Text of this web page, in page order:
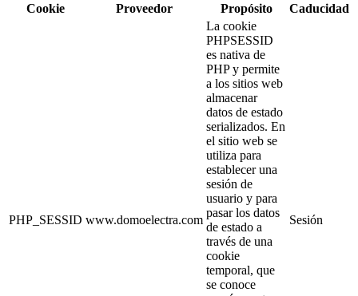
Cookie
Proveedor Propósito Caducidad
PHP_SESSID www.domoelectra.com
La cookie
PHPSESSID
es nativa de
PHP y permite
a los sitios web
almacenar
datos de estado
serializados. En
el sitio web se
utiliza para
establecer una
sesión de
usuario y para
pasar los datos
de estado a
través de una
cookie
temporal, que
se conoce
Sesión